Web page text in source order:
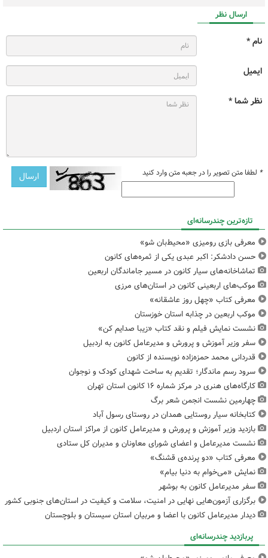
ارسال نظر
نام *
ایمیل
نظر شما *
* لطفا متن تصویر را در جعبه متن وارد کنید
تازه‌ترین چندرسانه‌ای
معرفی بازی رومیزی «محیط‌بان شو»
حسن دادشکر: اکبر عبدی یکی از ثمره‌های کانون
تماشاخانه‌های سیار کانون در مسیر جاماندگان اربعین
موکب‌های اربعینی کانون در استان‌های مرزی
معرفی کتاب «چهل روز عاشقانه»
موکب اربعین در چذابه استان خوزستان
نشست نمایش فیلم و نقد کتاب «زیبا صدایم کن»
سفر وزیر آموزش و پرورش و مدیرعامل کانون به اردبیل
قدردانی محمد حمزه‌زاده نویسنده از کانون
سرود رسم ماندگار؛ تقدیم به ساحت شهدای کودک و نوجوان
کارگاه‌های هنری در مرکز شماره ۱۶ کانون استان تهران
چهارمین نشست انجمن شعر برگ
کتابخانه سیار روستایی همدان در روستای رسول آباد
بازدید وزیر آموزش و پرورش و مدیرعامل کانون از مراکز استان اردبیل
نشست مدیرعامل و اعضای شورای معاونان و مدیران کل ستادی
معرفی کتاب «دو پرنده‌ی قشنگ»
نمایش «می‌خوام به دنیا بیام»
سفر مدیرعامل کانون به بوشهر
برگزاری آزمون‌هایی نهایی در امنیت، سلامت و کیفیت در استان‌های جنوبی کشور
دیدار مدیرعامل کانون با اعضا و مربیان استان سیستان و بلوچستان
پربازدید چندرسانه‌ای